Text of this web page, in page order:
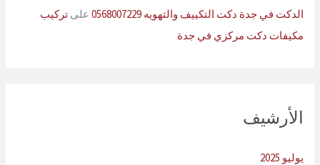
الدكت في جدة دكت التكييف والتهويه 0568007229
علىتركيب
مكيفات دكت مركزي في جدة
الأرشيف
يوليو 2025